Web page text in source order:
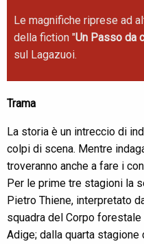
Le magnifiche riprese ad
della fiction "Un Passo da
sul Lagazuoi.
Trama
La storia è un intreccio di
colpi di scena. Mentre
troveranno anche a fare i
Per le prime tre stagioni la
Pietro Thiene, interpretato
squadra del Corpo
Adige; dalla quarta